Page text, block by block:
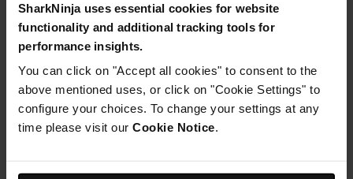
SharkNinja uses essential cookies for website
functionality and additional tracking tools for
performance insights.
You can click on "Accept all cookies" to consent to the
above mentioned uses, or click on "Cookie Settings" to
configure your choices. To change your settings at any
time please visit our Cookie Notice.
Air Fryer Ninja DoubleStack XL,
verticale, 9.5L, 6-en-1
Modèle: SL400EU
4.3
(2174)
2 zones de cuisson
superposées
Machine à café semi-
automatique Ninja Luxe Café
Pro, pensée par David Beckham
Machine à expresso semi-
automatique